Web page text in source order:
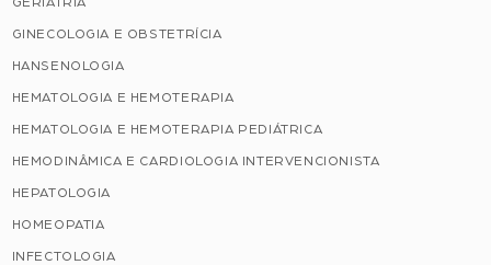
GINECOLOGIA E OBSTETRÍCIA
HANSENOLOGIA
HEMATOLOGIA E HEMOTERAPIA
HEMATOLOGIA E HEMOTERAPIA PEDIÁTRICA
HEMODINÂMICA E CARDIOLOGIA INTERVENCIONISTA
HEPATOLOGIA
HOMEOPATIA
INFECTOLOGIA